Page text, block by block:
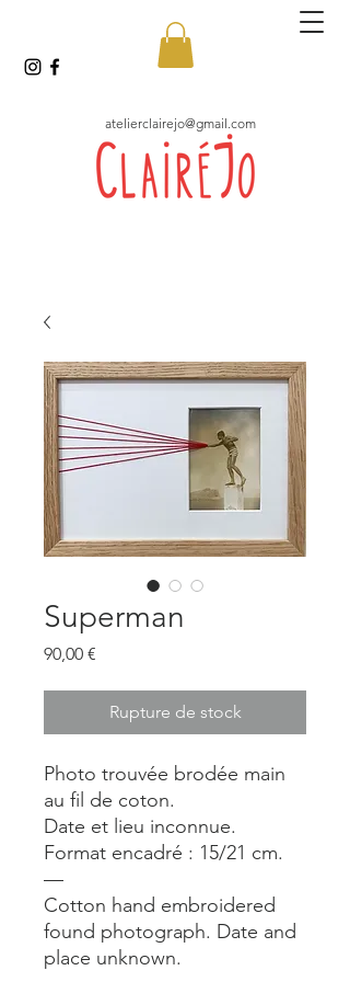
atelierclairejo@gmail.com
Superman
90,00 €
Rupture de stock
Photo trouvée brodée main
au fil de coton.
Date et lieu inconnue.
Format encadré : 15/21 cm.
—
Cotton hand embroidered
found photograph. Date and
place unknown.